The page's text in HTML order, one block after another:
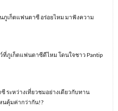
ภูเก็ตแฟนตาซี อร่อยไหม มาฟังความ
ที่ภูเก็ตแฟนตาซีดีไหม โดนใจชาว Pantip
ระหว่างเที่ยวชมอย่างเดียวกับทาน
นคุ้มค่ากว่ากัน!?